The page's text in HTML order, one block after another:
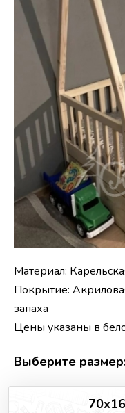
Материал:
Покрытие:
запаха
Цены указаны в
Выберите